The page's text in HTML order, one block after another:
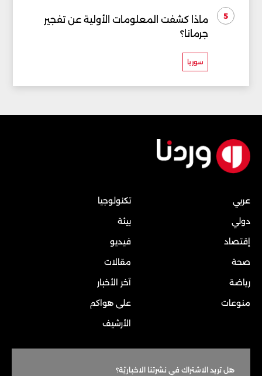
5
ماذا كشفت المعلومات الأولية عن تفجير
جرمانا؟
سوريا
عربي
دولي
إقتصاد
صحة
رياضة
منوعات
تكنولوجيا
بيئة
فيديو
مقالات
آخر الأخبار
على هواكم
الأرشيف
هل تريد الاشتراك في نشرتنا الاخباريّة؟